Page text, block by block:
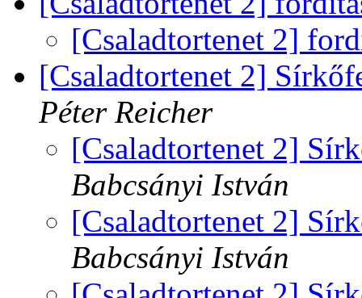
[Csaladtortenet 2]
[Csaladtortenet 2]
Péter Reicher
[Csaladtortenet 2]
Babcsányi István
[Csaladtortenet 2]
Babcsányi István